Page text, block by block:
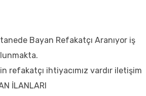
Bayan Refakatçı Aranıyor iş
ihtiyacımız vardır iletişim
İLANLARI